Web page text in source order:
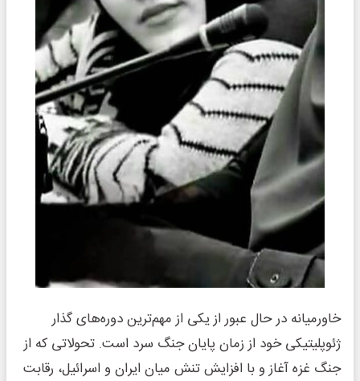
خاورمیانه در حال عبور از یکی از مهم‌ترین دوره‌های گذار
ژئوپلیتیکی خود از زمان پایان جنگ سرد است. تحولاتی که از
جنگ غزه آغاز و با افزایش تنش میان ایران و اسرائیل، رقابت